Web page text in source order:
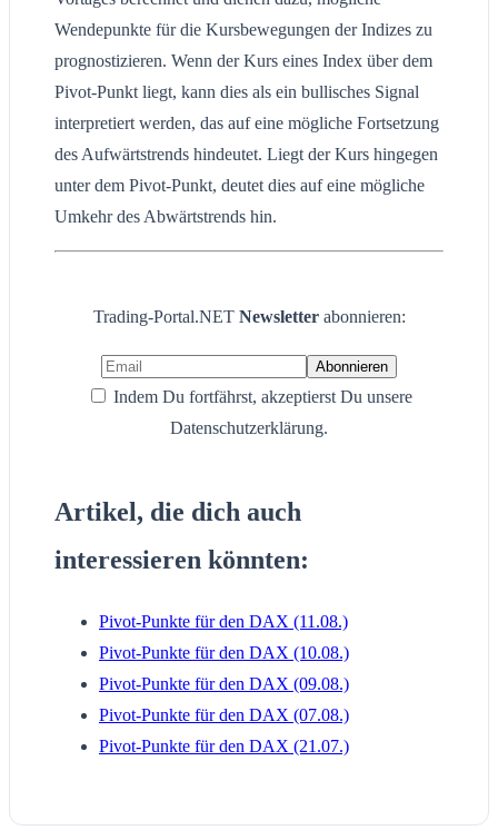
Wendepunkte für die Kursbewegungen der Indizes zu
prognostizieren. Wenn der Kurs eines Index über dem
Pivot-Punkt liegt, kann dies als ein bullisches Signal
interpretiert werden, das auf eine mögliche Fortsetzung
des Aufwärtstrends hindeutet. Liegt der Kurs hingegen
unter dem Pivot-Punkt, deutet dies auf eine mögliche
Umkehr des Abwärtstrends hin.
Trading-Portal.NET Newsletter abonnieren:
Indem Du fortfährst, akzeptierst Du unsere
Datenschutzerklärung.
Artikel, die dich auch
interessieren könnten:
Pivot-Punkte für den DAX (11.08.)
Pivot-Punkte für den DAX (10.08.)
Pivot-Punkte für den DAX (09.08.)
Pivot-Punkte für den DAX (07.08.)
Pivot-Punkte für den DAX (21.07.)